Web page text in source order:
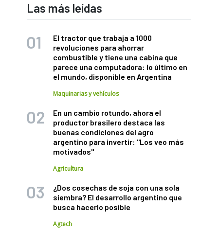
Las más leídas
El tractor que trabaja a 1000
revoluciones para ahorrar
combustible y tiene una cabina que
parece una computadora: lo último en
el mundo, disponible en Argentina
Maquinarias y vehículos
En un cambio rotundo, ahora el
productor brasilero destaca las
buenas condiciones del agro
argentino para invertir: "Los veo más
motivados"
Agricultura
¿Dos cosechas de soja con una sola
siembra? El desarrollo argentino que
busca hacerlo posible
Agtech